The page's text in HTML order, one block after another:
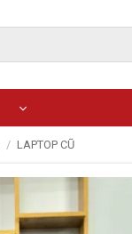
/ LAPTOP CŨ